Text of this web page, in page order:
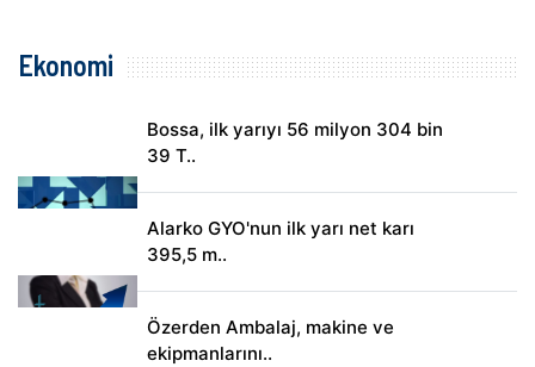
Ekonomi
Bossa, ilk yarıyı 56 milyon 304 bin
39 T..
Alarko GYO'nun ilk yarı net karı
395,5 m..
Özerden Ambalaj, makine ve
ekipmanlarını..